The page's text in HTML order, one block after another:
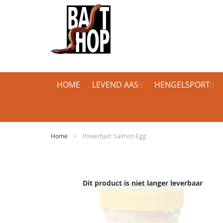
HOME LEVEND AAS HENGELSPORT
Home Powerbait: Salmon Egg
Dit product is niet langer leverbaar